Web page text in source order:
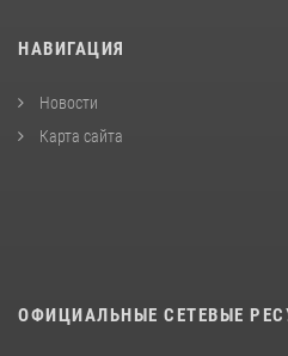
НАВИГАЦИЯ
Новости
Карта сайта
ОФИЦИАЛЬНЫЕ СЕТЕВЫЕ